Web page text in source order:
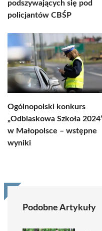
podszywających się pod
policjantów CBŚP
Ogólnopolski konkurs
„Odblaskowa Szkoła
w Małopolsce – wstępne
wyniki
Podobne Artykuły